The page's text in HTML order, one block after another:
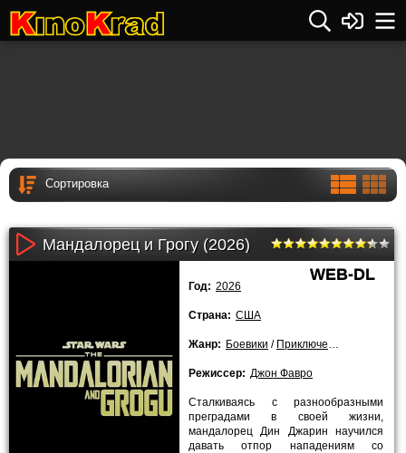
Мандалорец и Грогу (2026)
WEB-DL
Год: 2026
Страна: США
Жанр: Боевики / Приключения
Режиссер: Джон Фавро
Сталкиваясь с разнообразными
преградами в своей жизни,
мандалорец Дин Джарин научился
давать отпор нападениям со